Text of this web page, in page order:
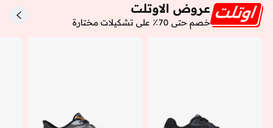
عروض الاوتلت
خصم حتى 70٪ على تشكيلات مختارة